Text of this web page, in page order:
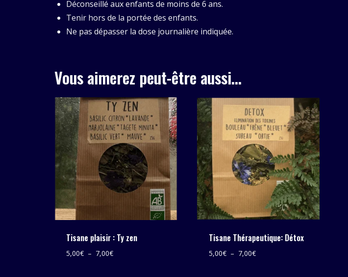
Déconseillé aux enfants de moins de 6 ans.
Tenir hors de la portée des enfants.
Ne pas dépasser la dose journalière indiquée.
Vous aimerez peut-être aussi…
Tisane plaisir : Ty zen
5,00€ – 7,00€Plage
Tisane Thérapeutique: Détox
5,00€ – 7,00€Plage